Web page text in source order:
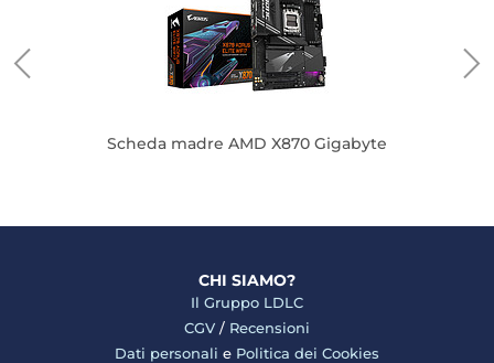
Scheda madre AMD X870 Gigabyte
CHI SIAMO?
Il Gruppo LDLC
CGV / Recensioni
Dati personali e Politica dei Cookies